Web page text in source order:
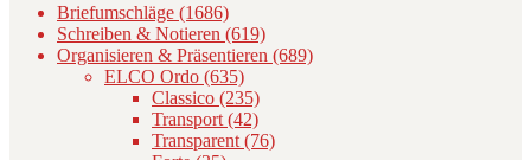
Briefumschläge (1686)
Schreiben & Notieren (619)
Organisieren & Präsentieren (689)
ELCO Ordo (635)
Classico (235)
Transport (42)
Transparent (76)